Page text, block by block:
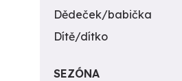
Dědeček/babička
Dítě/dítko
SEZÓNA